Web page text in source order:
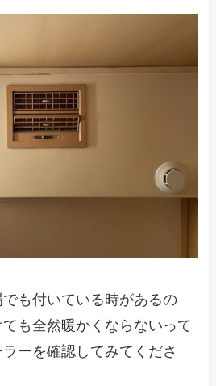
も付いている時があるの
も全然暖かくならないって
ーを確認してみてくださ